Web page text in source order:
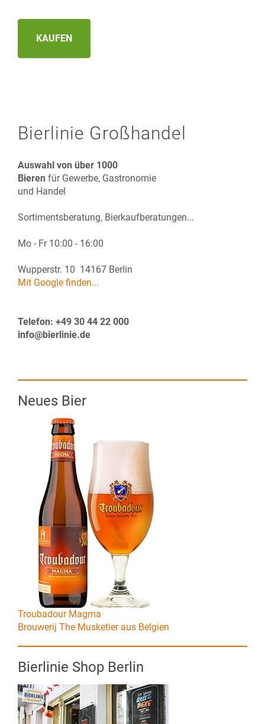
Bierlinie Großhandel
Auswahl von über 1000
Bieren für Gewerbe, Gastronomie
und Handel
Sortimentsberatung, Bierkaufberatungen...
Mo - Fr 10:00 - 16:00
Wupperstr. 10 14167 Berlin
Mit Google finden...
Telefon: +49 30 44 22 000
info@bierlinie.de
Neues Bier
Troubadour Magma
Brouwerij The Musketier aus Belgien
Bierlinie Shop Berlin
KAUFEN